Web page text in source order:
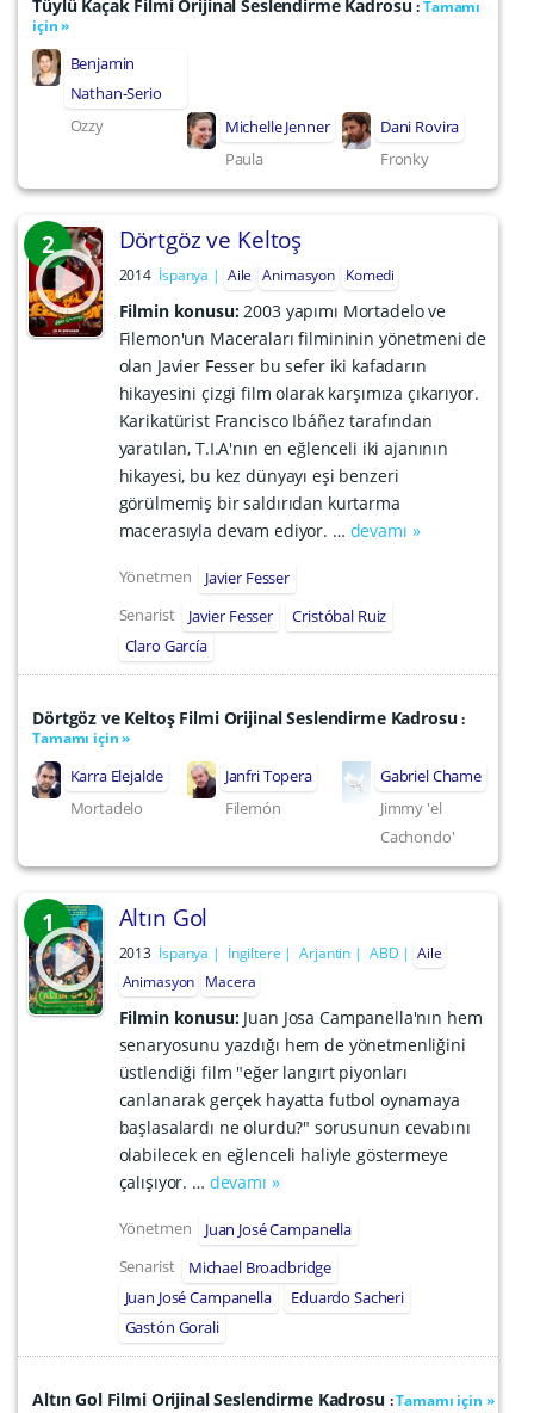
Tüylü Kaçak Filmi Orijinal Seslendirme Kadrosu:Tamamı
için »
Benjamin
Nathan-Serio
Ozzy
Michelle Jenner
Paula
Dani Rovira
Fronky
2 Dörtgöz ve Keltoş
2014 İspanya Aile Animasyon Komedi
Filmin konusu:2003 yapımı Mortadelo ve
Filemon'un Maceraları filmininin yönetmeni de
olan Javier Fesser bu sefer iki kafadarın
hikayesini çizgi film olarak karşımıza çıkarıyor.
Karikatürist Francisco Ibáñez tarafından
yaratılan, T.I.A'nın en eğlenceli iki ajanının
hikayesi, bu kez dünyayı eşi benzeri
görülmemiş bir saldırıdan kurtarma
macerasıyla devam ediyor. … devamı »
Yönetmen
Javier Fesser
Senarist
Javier Fesser
Cristóbal Ruiz
Claro García
Dörtgöz ve Keltoş Filmi Orijinal Seslendirme Kadrosu:
Tamamı için »
Karra Elejalde
Mortadelo
Janfri Topera
Filemón
Gabriel Chame
Jimmy 'el
Cachondo'
1 Altın Gol
2013 İspanya İngiltere Arjantin ABD
Aile
Animasyon Macera
Filmin konusu: Juan Josa Campanella'nın hem
senaryosunu yazdığı hem de yönetmenliğini
üstlendiği film "eğer langırt piyonları
canlanarak gerçek hayatta futbol oynamaya
başlasalardı ne olurdu?" sorusunun cevabını
olabilecek en eğlenceli haliyle göstermeye
çalışıyor. … devamı »
Yönetmen
Juan José Campanella
Senarist
Michael Broadbridge
Juan José Campanella
Eduardo Sacheri
Gastón Gorali
Altın Gol Filmi Orijinal Seslendirme Kadrosu :Tamamı için »